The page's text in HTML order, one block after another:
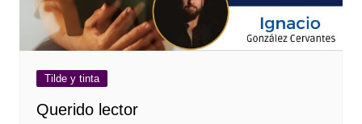
Tilde y tinta
Querido lector